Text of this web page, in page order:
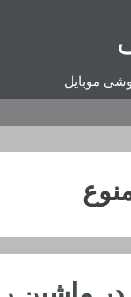
موبایل